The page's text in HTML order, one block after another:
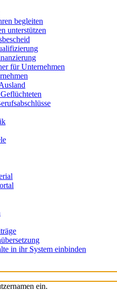
begleiten
unterstützen
für Unternehmen
in ihr System einbinden
ein.